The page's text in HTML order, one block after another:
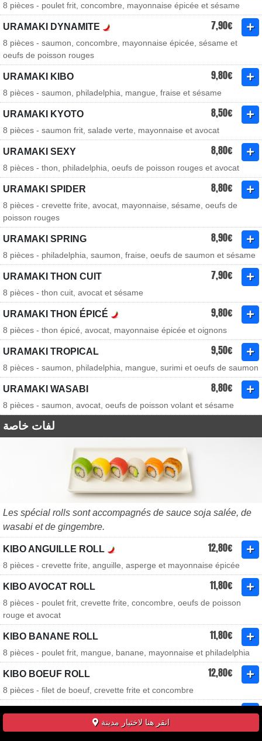
8 pièces - poulet frit, concombre, mayonnaise épicée et sésame
URAMAKI DYNAMITE 7,90€
8 pièces - saumon, concombre, mayonnaise épicée, sésame et
oeufs de poisson rouges
URAMAKI KIBO 9,80€
8 pièces - saumon, philadelphia, mangue, fraise et sésame
URAMAKI KYOTO 8,50€
8 pièces - saumon frit, salade verte, mayonnaise et avocat
URAMAKI SEXY 8,80€
8 pièces - thon, philadelphia, oeufs de poisson rouges et avocat
URAMAKI SPIDER 8,80€
8 pièces - crevette frite, avocat, mayonnaise, sésame, oeufs de
poisson rouges
URAMAKI SPRING 8,90€
8 pièces - philadelphia, saumon, fraise, oeufs de saumon et sésame
URAMAKI THON CUIT 7,90€
8 pièces - thon cuit, avocat et sésame
URAMAKI THON ÉPICÉ 9,80€
8 pièces - thon épicé, avocat, mayonnaise épicée et oignons
URAMAKI TROPICAL 9,50€
8 pièces - saumon, philadelphia, mangue, surimi et oeufs de saumon
URAMAKI WASABI 8,80€
8 pièces - saumon, avocat, oeufs de poisson volant et sésame
لفات خاصة
Les spécial rolls sont accompagnés de sauce soja salée, de
wasabi et de gingembre.
KIBO ANGUILLE ROLL 12,80€
8 pièces - crevette frite, anguille, asperge et mayonnaise épicée
KIBO AVOCAT ROLL 11,80€
8 pièces - poulet frit, crevette frite, concombre, oeufs de poisson
rouge et avocat
KIBO BANANE ROLL 11,80€
8 pièces - poulet frit, mangue, banane, mayonnaise et philadelphia
KIBO BOEUF ROLL 12,80€
8 pièces - filet de boeuf, crevette frite et concombre
KIBO COULEUR ROLL 12,80€
8 pièces - saumon, thon, philadelphia, concombre et oeufs de lompe
انقر هنا لاختيار مدينة